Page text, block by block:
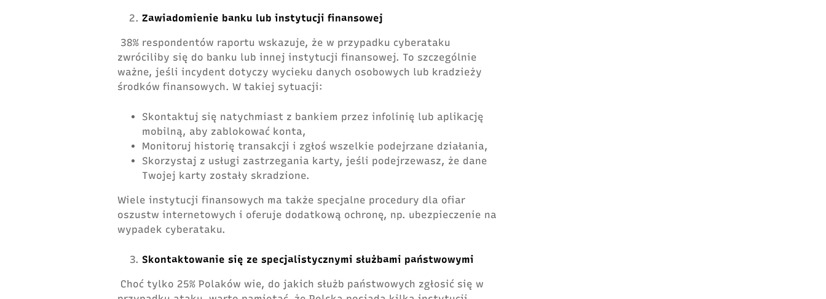
Zawiadomienie banku lub instytucji finansowej
38% respondentów raportu wskazuje, że w przypadku cyberataku
zwróciliby się do banku lub innej instytucji finansowej. To szczególnie
ważne, jeśli incydent dotyczy wycieku danych osobowych lub kradzieży
środków finansowych. W takiej sytuacji:
Skontaktuj się natychmiast z bankiem przez infolinię lub aplikację
mobilną, aby zablokować konta,
Monitoruj historię transakcji i zgłoś wszelkie podejrzane działania,
Skorzystaj z usługi zastrzegania karty, jeśli podejrzewasz, że dane
Twojej karty zostały skradzione.
Wiele instytucji finansowych ma także specjalne procedury dla ofiar
oszustw internetowych i oferuje dodatkową ochronę, np. ubezpieczenie na
wypadek cyberataku.
Skontaktowanie się ze specjalistycznymi służbami państwowymi
Choć tylko 25% Polaków wie, do jakich służb państwowych zgłosić się w